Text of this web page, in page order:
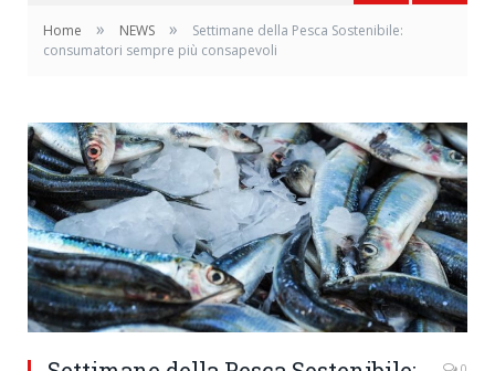
Home » NEWS »
Settimane della Pesca Sostenibile:
consumatori sempre più consapevoli